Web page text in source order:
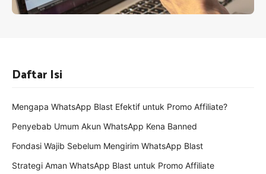
Daftar Isi
Mengapa WhatsApp Blast Efektif untuk Promo Affiliate?
Penyebab Umum Akun WhatsApp Kena Banned
Fondasi Wajib Sebelum Mengirim WhatsApp Blast
Strategi Aman WhatsApp Blast untuk Promo Affiliate